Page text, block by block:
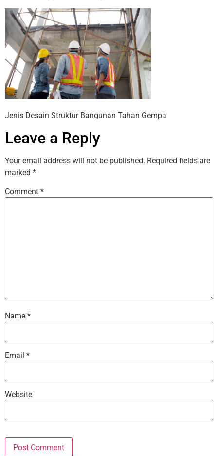
Jenis Desain Struktur Bangunan Tahan Gempa
Leave a Reply
Your email address will not be published. Required fields are
marked *
Comment *
Name *
Email *
Website